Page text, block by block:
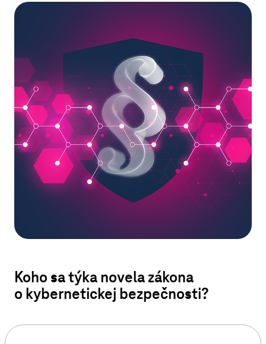
Koho sa týka novela zákona
o kybernetickej bezpečnosti?